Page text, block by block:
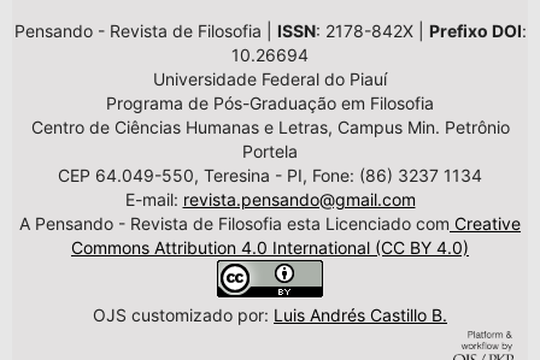
Pensando - Revista de Filosofia | ISSN: 2178-842X | Prefixo DOI:
10.26694
Universidade Federal do Piauí
Programa de Pós-Graduação em Filosofia
Centro de Ciências Humanas e Letras, Campus Min. Petrônio
Portela
CEP 64.049-550, Teresina - PI, Fone: (86) 3237 1134
E-mail: revista.pensando@gmail.com
A Pensando - Revista de Filosofia esta Licenciado com Creative
Commons Attribution 4.0 International (CC BY 4.0)
OJS customizado por: Luis Andrés Castillo B.